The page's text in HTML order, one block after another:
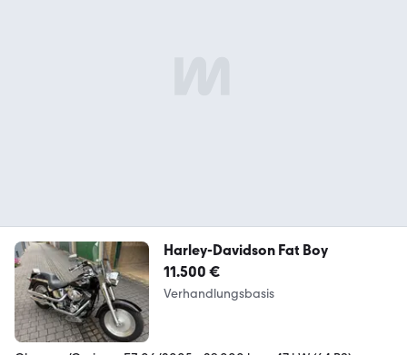
Harley-Davidson Fat Boy
11.500 €
Verhandlungsbasis